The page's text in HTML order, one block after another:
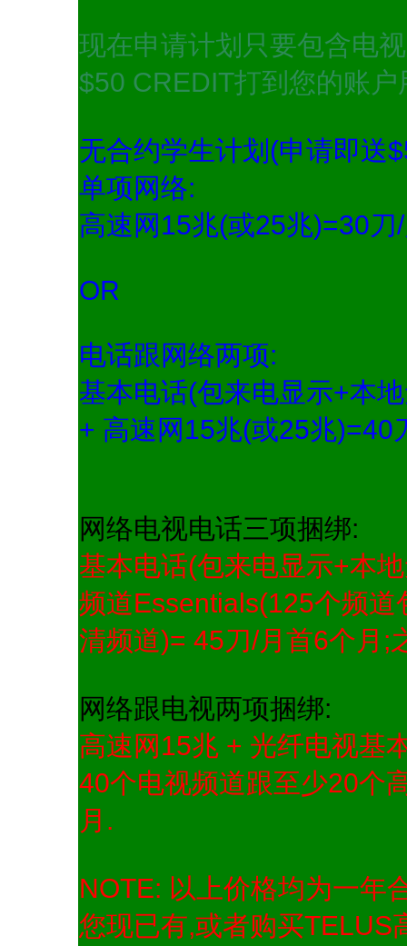
现在申请计划只要包含电
$50 CREDIT打到您的账
无合约学生计划(申请即送
单项网络:
高速网15兆(或25兆)=30刀
OR
电话跟网络两项:
基本电话(包来电显示+本
+ 高速网15兆(或25兆)=40
网络电视电话三项捆绑:
基本电话(包来电显示+本
频道Essentials(125个频
清频道)= 45刀/月首6个月;
网络跟电视两项捆绑:
高速网15兆 + 光纤电视基
40个电视频道跟至少20个
月.
NOTE: 以上价格均为一年
您现已有,或者购买TELUS